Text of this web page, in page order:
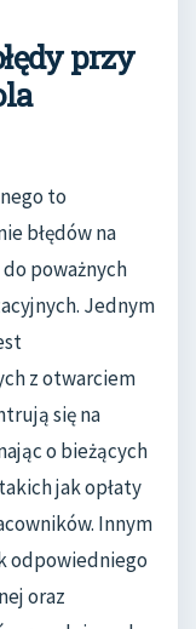
przy
to
błędów na
poważnych
Jednym
z otwarciem
się na
o bieżących
jak opłaty
Innym
odpowiedniego
oraz